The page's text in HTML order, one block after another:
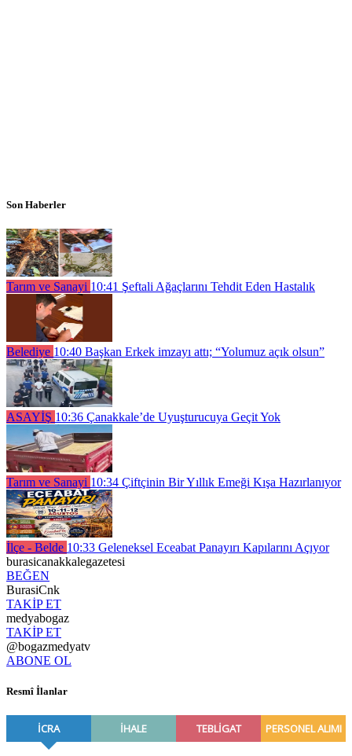
Son Haberler
Tarım ve Sanayi 10:41 Şeftali Ağaçlarını Tehdit Eden Hastalık
Belediye 10:40 Başkan Erkek imzayı attı; “Yolumuz açık olsun”
ASAYİŞ 10:36 Çanakkale’de Uyuşturucuya Geçit Yok
Tarım ve Sanayi 10:34 Çiftçinin Bir Yıllık Emeği Kışa Hazırlanıyor
İlçe - Belde 10:33 Geleneksel Eceabat Panayırı Kapılarını Açıyor
burasicanakkalegazetesi
BEĞEN
BurasiCnk
TAKİP ET
medyabogaz
TAKİP ET
@bogazmedyatv
ABONE OL
Resmî İlanlar